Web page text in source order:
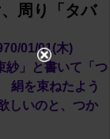
周り「タバ
01/01(木)
紗」と書いて「つ
絹を束ねたよう
しいのと、つか